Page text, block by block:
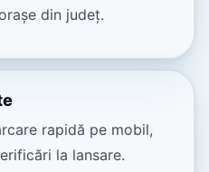
din județ.
rapidă pe mobil,
la lansare.